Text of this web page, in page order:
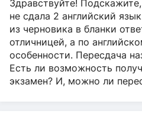
Здравствуйте!
не сдала 2 английский
из черновика в бланки
отличницей, а по
особенности. Пересдача
Есть ли возможность
экзамен? И, можно ли